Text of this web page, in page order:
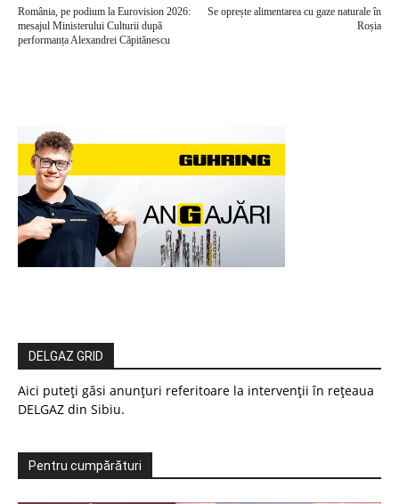
România, pe podium la Eurovision 2026:
mesajul Ministerului Culturii după
performanța Alexandrei Căpitănescu
Se oprește alimentarea cu gaze naturale în
Roșia
DELGAZ GRID
Aici puteți găsi anunțuri referitoare la intervenții în rețeaua
DELGAZ din Sibiu.
Pentru cumpărături